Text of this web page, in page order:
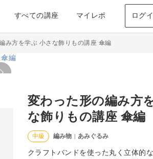
すべての講座 マイレポ ログ
み方を学ぶ 小さな飾りもの講座 傘編
変わった形の編み方
な飾りもの講座 傘編
中級 編み物 | あみぐるみ
クラフトバンドを使った丸く立体的